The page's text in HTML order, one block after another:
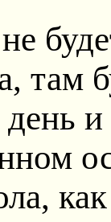
там